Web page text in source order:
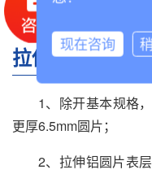
瓷、喷涂、深冲等;不
拉伸铝圆片要求
1、除开基本规格
更厚6.5mm圆片；
2、拉伸铝圆片表
现在咨询